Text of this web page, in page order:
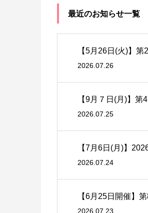
最近のお知らせ一覧
【5月26日(火)】
2026.07.26
【9月７日(月)】
2026.07.25
【7月6日(月)】
2026.07.24
【6月25日開催】
2026.07.23